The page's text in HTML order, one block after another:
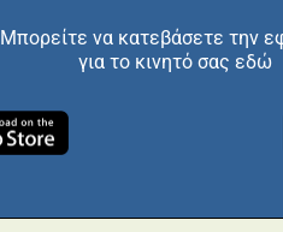
Μπορείτε να κατεβάσετε την
για το κινητό σας εδώ